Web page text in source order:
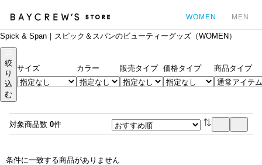
WOMEN MEN
Spick & Span｜スピック＆スパンのビューティーグッズ（WOMEN）
絞
り
込
む
サイズ カラー 販売タイプ 価格タイプ 商品タイプ
対象商品数 0件
条件に一致する商品がありません